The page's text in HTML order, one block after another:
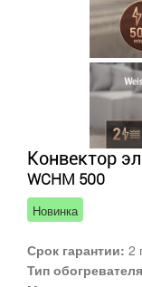
Конвектор
WCHM 500
Новинка
Срок гарантии: 2
Тип